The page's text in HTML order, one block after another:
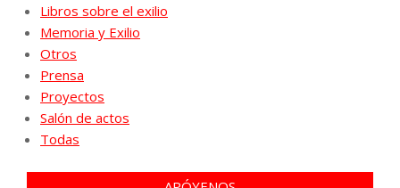
Libros sobre el exilio
Memoria y Exilio
Otros
Prensa
Proyectos
Salón de actos
Todas